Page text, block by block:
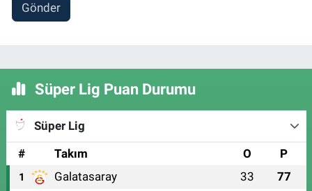
Gönder
Süper Lig Puan Durumu
Süper Lig
#
Takım O P
1 Galatasaray 33 77